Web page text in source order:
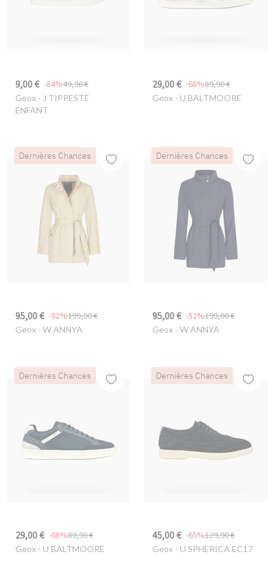
9,00 € 49,90 €
-84%
Geox- J TIPPESTE
ENFANT
29,00 € 89,90 €
-68%
Geox- U BALTMOORE
Dernières Chances
95,00 € 199,00 €
-52%
Geox- W ANNYA
Dernières Chances
95,00 € 199,00 €
-52%
Geox- W ANNYA
Dernières Chances
29,00 € 89,90 €
-68%
Geox- U BALTMOORE
Dernières Chances
45,00 € 129,90 €
-65%
Geox- U SPHERICA EC17